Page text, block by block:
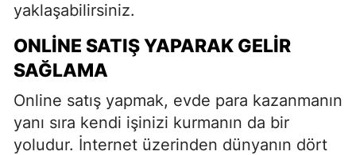
yaklaşabilirsiniz.
ONLINE SATIŞ YAPARAK GELIR
SAĞLAMA
Online satış yapmak, evde para kazanmanın
yanı sıra kendi işinizi kurmanın da bir
yoludur. İnternet üzerinden dünyanın dört